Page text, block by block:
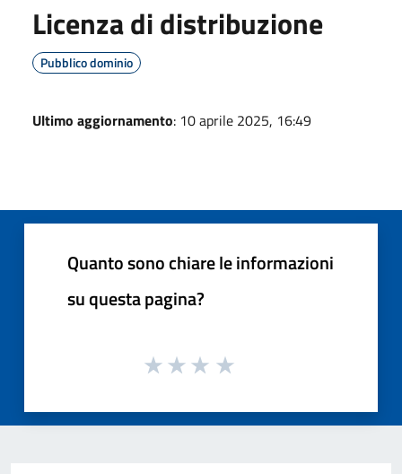
Licenza di distribuzione
Pubblico dominio
Ultimo aggiornamento: 10 aprile 2025, 16:49
Quanto sono chiare le informazioni
su questa pagina?